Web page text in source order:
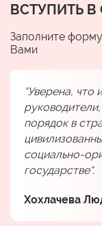
ВСТУПИТЬ
Заполните
Вами
“Уверена,
порядок в
социально-
государстве“.
Хохлачева